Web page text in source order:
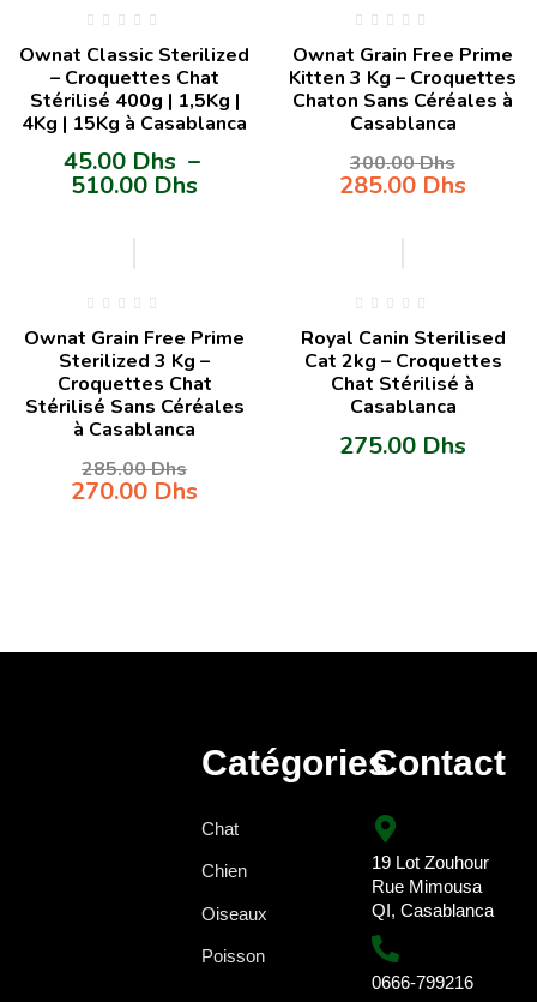
Ownat Classic Sterilized
– Croquettes Chat
Stérilisé 400g | 1,5Kg |
4Kg | 15Kg à Casablanca
45.00 Dhs –
510.00 Dhs
Ownat Grain Free Prime
Kitten 3 Kg – Croquettes
Chaton Sans Céréales à
Casablanca
300.00Dhs
285.00 Dhs
Ownat Grain Free Prime
Sterilized 3 Kg –
Croquettes Chat
Stérilisé Sans Céréales
à Casablanca
285.00Dhs
270.00 Dhs
Royal Canin Sterilised
Cat 2kg – Croquettes
Chat Stérilisé à
Casablanca
275.00 Dhs
Catégories
Chat
Chien
Oiseaux
Poisson
Contact
19 Lot Zouhour
Rue Mimousa
QI, Casablanca
0666-799216